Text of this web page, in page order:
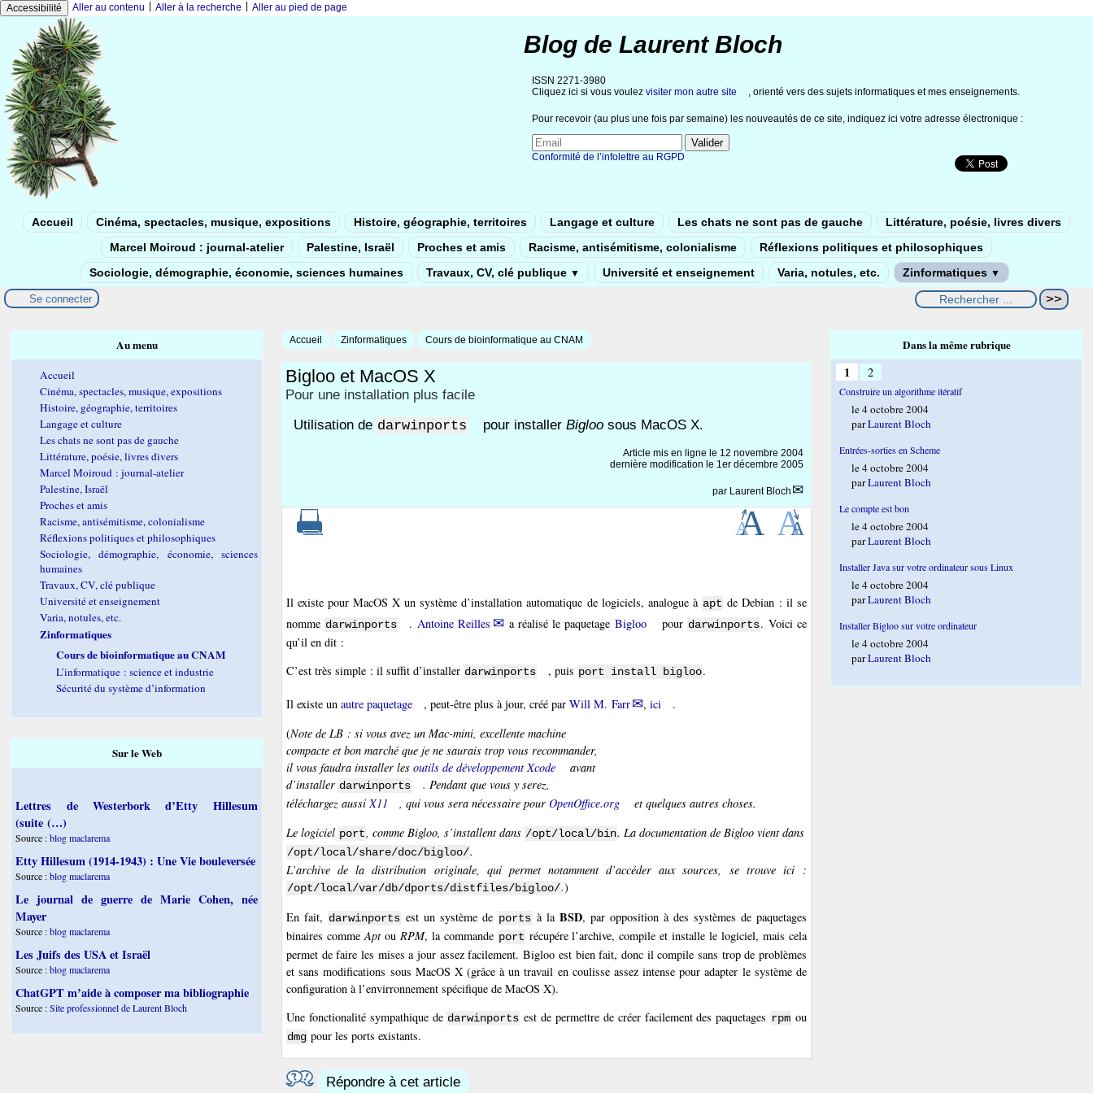
Accessibilité Aller au contenu Aller à la recherche Aller au pied de page
Blog de Laurent Bloch
ISSN 2271-3980
Cliquez ici si vous voulez visiter mon autre site , orienté vers des sujets informatiques et mes enseignements.
Pour recevoir (au plus une fois par semaine) les nouveautés de ce site, indiquez ici votre adresse électronique :
Conformité de l’infolettre au RGPD
Accueil Cinéma, spectacles, musique, expositions Histoire, géographie, territoires Langage et culture Les chats ne sont pas de gauche
Littérature, poésie, livres divers
Marcel Moiroud : journal-atelier
Palestine, Israël Proches et amis Racisme, antisémitisme, colonialisme
Réflexions politiques et philosophiques
Sociologie, démographie, économie, sciences humaines
Travaux, CV, clé publique ▼ Université et enseignement Varia, notules, etc. Zinformatiques ▼
Se connecter
Accueil Zinformatiques Cours de bioinformatique au CNAM
Bigloo et MacOS X
Pour une installation plus facile
Utilisation de darwinports pour installer Bigloo sous MacOS X.
Article mis en ligne le 12 novembre 2004
dernière modification le 1er décembre 2005
par Laurent Bloch
Il existe pour MacOS X un système d’installation automatique de logiciels, analogue à apt de Debian : il se
nomme darwinports . Antoine Reilles a réalisé le paquetage Bigloo pour darwinports. Voici ce
qu’il en dit :
C’est très simple : il suffit d’installer darwinports , puis port install bigloo.
Il existe un autre paquetage , peut-être plus à jour, créé par Will M. Farr , ici
.
(Note de LB : si vous avez un Mac-mini, excellente machine
compacte et bon marché que je ne saurais trop vous recommander,
il vous faudra installer les outils de développement Xcode
avant
d’installer darwinports
. Pendant que vous y serez,
téléchargez aussiX11 , qui vous sera nécessaire pour OpenOffice.org
et quelques autres choses.
Le logiciel port , comme Bigloo, s’installent dans /opt/local/bin. La documentation de Bigloo vient dans
/opt/local/share/doc/bigloo/.
L’archive de la distribution originale, qui permet notamment d’accéder aux sources, se trouve ici :
/opt/local/var/db/dports/distfiles/bigloo/.)
En fait, darwinports est un système de ports à la BSD, par opposition à des systèmes de paquetages
binaires commeAptou RPM, la commande port récupére l’archive, compile et installe le logiciel, mais cela
permet de faire les mises a jour assez facilement. Bigloo est bien fait, donc il compile sans trop de problèmes
et sans modifications sous MacOS X (grâce à un travail en coulisse assez intense pour adapter le système de
configuration à l’envirronnement spécifique de MacOS X).
Une fonctionalité sympathique de darwinports est de permettre de créer facilement des paquetages rpm ou
dmg pour les ports existants.
Répondre à cet article
Au menu
Accueil
Cinéma, spectacles, musique, expositions
Histoire, géographie, territoires
Langage et culture
Les chats ne sont pas de gauche
Littérature, poésie, livres divers
Marcel Moiroud : journal-atelier
Palestine, Israël
Proches et amis
Racisme, antisémitisme, colonialisme
Réflexions politiques et philosophiques
Sociologie, démographie, économie, sciences
humaines
Travaux, CV, clé publique
Université et enseignement
Varia, notules, etc.
Zinformatiques
Cours de bioinformatique au CNAM
L’informatique : science et industrie
Sécurité du système d’information
Sur le Web
Lettres de Westerbork d’Etty Hillesum
(suite (…)
Source :blog maclarema
Etty Hillesum (1914-1943) : Une Vie bouleversée
Source :blog maclarema
Le journal de guerre de Marie Cohen, née
Mayer
Source :blog maclarema
Les Juifs des USA et Israël
Source :blog maclarema
ChatGPT m’aide à composer ma bibliographie
Source :Site professionnel de Laurent Bloch
Dans la même rubrique
1 2
Construire un algorithme itératif
le 4 octobre 2004
parLaurent Bloch
Entrées-sorties en Scheme
le 4 octobre 2004
parLaurent Bloch
Le compte est bon
le 4 octobre 2004
parLaurent Bloch
Installer Java sur votre ordinateur sous Linux
le 4 octobre 2004
parLaurent Bloch
Installer Bigloo sur votre ordinateur
le 4 octobre 2004
parLaurent Bloch